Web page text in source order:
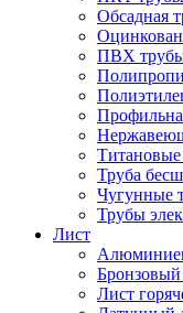
Обсадная
ПВХ
Труба
Чугунные
Трубы
Лист
Бронзовый
Лист